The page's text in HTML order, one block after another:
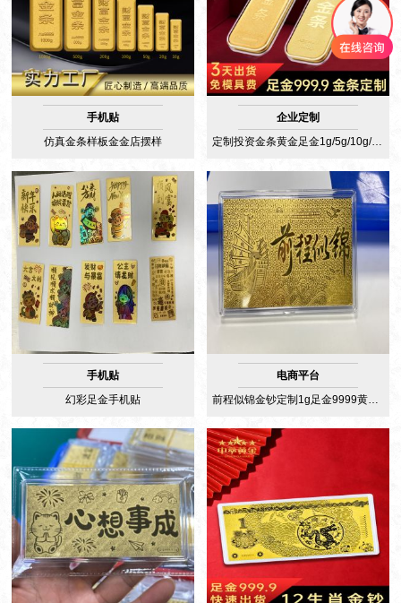
手机贴
仿真金条样板金金店摆样
企业定制
定制投资金条黄金足金1g/5g/10g/20g/50g/100g纯金金钞金卡纪念钞
手机贴
幻彩足金手机贴
电商平台
前程似锦金钞定制1g足金9999黄金礼品定制厂家水贝黄金工厂